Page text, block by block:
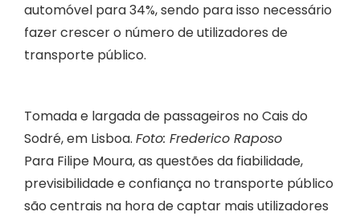
automóvel para 34%, sendo para isso necessário
fazer crescer o número de utilizadores de
transporte público.
Tomada e largada de passageiros no Cais do
Sodré, em Lisboa. Foto: Frederico Raposo
Para Filipe Moura, as questões da fiabilidade,
previsibilidade e confiança no transporte público
são centrais na hora de captar mais utilizadores